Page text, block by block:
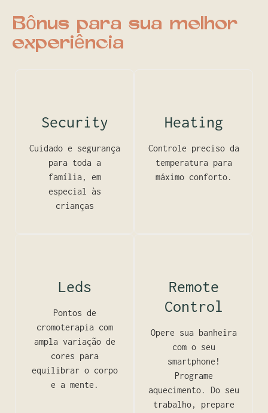
Bônus para sua melhor
experiência
Security
Cuidado e segurança
para toda a
família, em
especial às
crianças
Heating
Controle preciso da
temperatura para
máximo conforto.
Leds
Pontos de
cromoterapia com
ampla variação de
cores para
equilibrar o corpo
e a mente.
Remote
Control
Opere sua banheira
com o seu
smartphone!
Programe
aquecimento. Do seu
trabalho, prepare